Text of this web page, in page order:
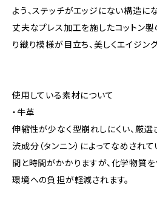
よう、ステッチがエッジにない構造にな
丈夫なプレス加工を施したコットン製
り織り模様が目立ち、美しくエイジング
使用している素材について
・牛革
伸縮性が少なく型崩れしにくい、厳
渋成分（タンニン）によってなめされ
間と時間がかかりますが、化学物質
環境への負担が軽減されます。